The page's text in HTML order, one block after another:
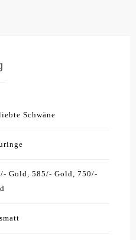
Schwäne
Gold, 585/- Gold, 750/-